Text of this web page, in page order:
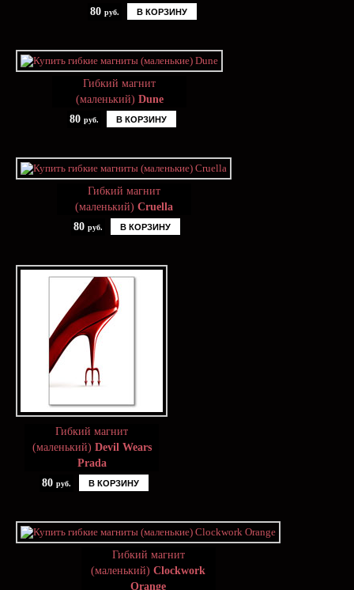
80 руб. В КОРЗИНУ
Гибкий магнит
(маленький) Dune
80 руб. В КОРЗИНУ
Гибкий магнит
(маленький) Cruella
80 руб. В КОРЗИНУ
Гибкий магнит
(маленький) Devil Wears
Prada
80 руб. В КОРЗИНУ
Гибкий магнит
(маленький) Clockwork
Orange